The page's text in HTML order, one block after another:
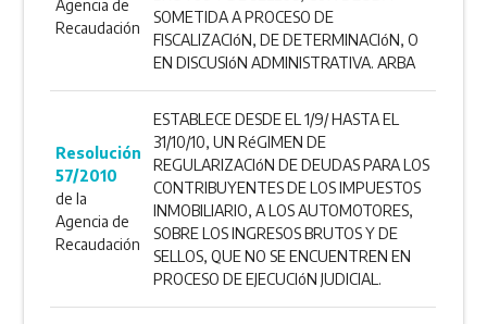
Agencia de
Recaudación
SOMETIDA A PROCESO DE
FISCALIZACIóN, DE DETERMINACIóN, O
EN DISCUSIóN ADMINISTRATIVA. ARBA
Resolución
57/2010
de la
Agencia de
Recaudación
ESTABLECE DESDE EL 1/9/ HASTA EL
31/10/10, UN RéGIMEN DE
REGULARIZACIóN DE DEUDAS PARA LOS
CONTRIBUYENTES DE LOS IMPUESTOS
INMOBILIARIO, A LOS AUTOMOTORES,
SOBRE LOS INGRESOS BRUTOS Y DE
SELLOS, QUE NO SE ENCUENTREN EN
PROCESO DE EJECUCIóN JUDICIAL.